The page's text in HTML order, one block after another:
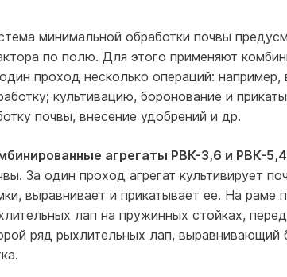
минимальной обработки почвы
по полю. Для этого при­меняют
проход несколько операций:
культивацию, боро­нование и
почвы, внесение удобрений и др.
агрегаты РВК-3,6 и РВК-5,4
За один проход агрегат культивирует
выравнивает и прикатывает ее. На
лап на пружинных стойках,
ряд рыхлительных лап, выравнивающий